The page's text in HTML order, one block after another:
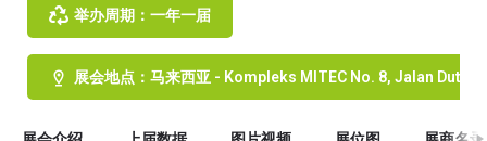
举办周期：一年一届
展会地点：马来西亚 - Kompleks MITEC No. 8, Jalan